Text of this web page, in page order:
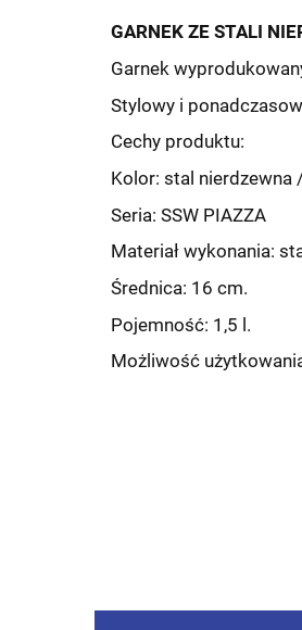
GARNEK ZE STALI
Garnek
Stylowy i
Cechy produktu:
Kolor: stal nierdzewna
Seria: SSW PIAZZA
Materiał wykonania:
Średnica: 16 cm.
Pojemność: 1,5 l.
Możliwość